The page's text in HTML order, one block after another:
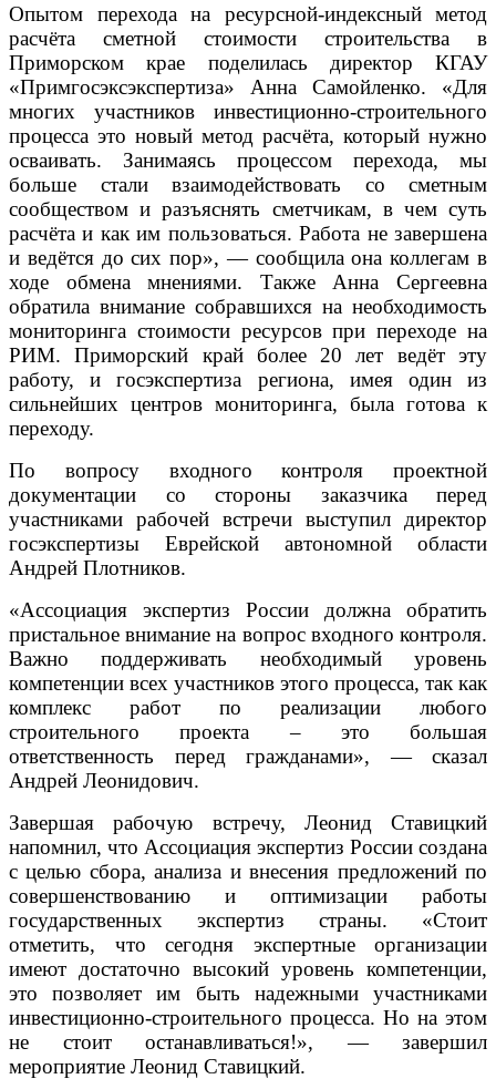
Опытом перехода на ресурсной-индексный метод
расчёта сметной стоимости строительства в
Приморском крае поделилась директор КГАУ
«Примгосэксэкспертиза» Анна Самойленко. «Для
многих участников инвестиционно-строительного
процесса это новый метод расчёта, который нужно
осваивать. Занимаясь процессом перехода, мы
больше стали взаимодействовать со сметным
сообществом и разъяснять сметчикам, в чем суть
расчёта и как им пользоваться. Работа не завершена
и ведётся до сих пор», — сообщила она коллегам в
ходе обмена мнениями. Также Анна Сергеевна
обратила внимание собравшихся на необходимость
мониторинга стоимости ресурсов при переходе на
РИМ. Приморский край более 20 лет ведёт эту
работу, и госэкспертиза региона, имея один из
сильнейших центров мониторинга, была готова к
переходу.
По вопросу входного контроля проектной
документации со стороны заказчика перед
участниками рабочей встречи выступил директор
госэкспертизы Еврейской автономной области
Андрей Плотников.
«Ассоциация экспертиз России должна обратить
пристальное внимание на вопрос входного контроля.
Важно поддерживать необходимый уровень
компетенции всех участников этого процесса, так как
комплекс работ по реализации любого
строительного проекта – это большая
ответственность перед гражданами», — сказал
Андрей Леонидович.
Завершая рабочую встречу, Леонид Ставицкий
напомнил, что Ассоциация экспертиз России создана
с целью сбора, анализа и внесения предложений по
совершенствованию и оптимизации работы
государственных экспертиз страны. «Стоит
отметить, что сегодня экспертные организации
имеют достаточно высокий уровень компетенции,
это позволяет им быть надежными участниками
инвестиционно-строительного процесса. Но на этом
не стоит останавливаться!», — завершил
мероприятие Леонид Ставицкий.